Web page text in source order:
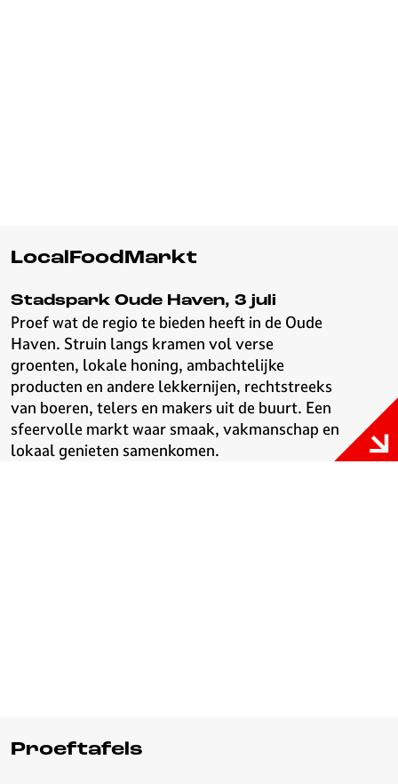
LocalFoodMarkt
Stadspark Oude Haven, 3 juli
Proef wat de regio te bieden heeft in de Oude
Haven. Struin langs kramen vol verse
groenten, lokale honing, ambachtelijke
producten en andere lekkernijen, rechtstreeks
van boeren, telers en makers uit de buurt. Een
sfeervolle markt waar smaak, vakmanschap en
lokaal genieten samenkomen.
Proeftafels